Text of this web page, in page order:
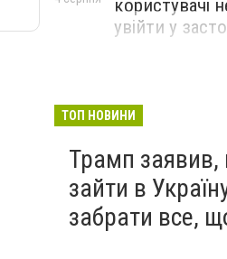
користувачі
увійти у
ТОП НОВИНИ
Трамп
зайти в
забрати все,